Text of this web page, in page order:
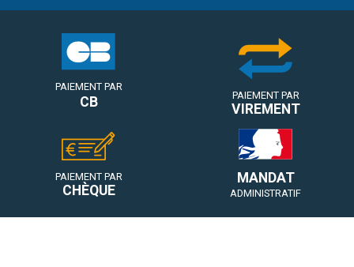
PAIEMENT PAR
CB PAIEMENT PAR
VIREMENT
PAIEMENT PAR
CHÈQUE
MANDAT
ADMINISTRATIF